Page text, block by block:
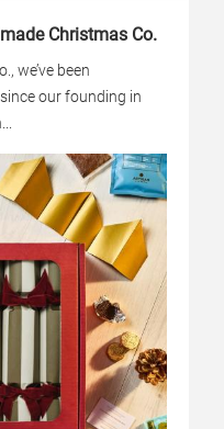
Christmas Co.
we’ve been
our founding in